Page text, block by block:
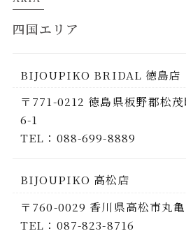
四国エリア
BIJOUPIKO BRIDAL 徳島店
〒771-0212 徳島県板野郡松
6-1
TEL：088-699-8889
BIJOUPIKO 高松店
〒760-0029 香川県高松市丸
TEL：087-823-8716